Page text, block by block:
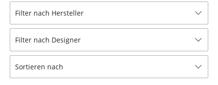
Couchtische
Schreibtische
Sekretäre & PC-Tische
Konferenztische
Filter nach Hersteller
Filter nach Designer
Sortieren nach